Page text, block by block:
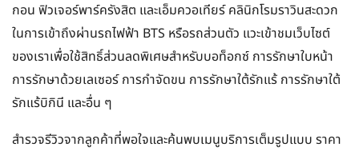
กอน ฟิวเจอร์พาร์ครังสิต และเอ็มควอเทียร์ คลินิกโรมราวินสะดวก
ในการเข้าถึงผ่านรถไฟฟ้า BTS หรือรถส่วนตัว แวะเข้าชมเว็บไซต์
ของเราเพื่อใช้สิทธิ์ส่วนลดพิเศษสำหรับบอท็อกซ์ การรักษาใบหน้า
การรักษาด้วยเลเซอร์ การกำจัดขน การรักษาใต้รักแร้ การรักษาใต้
รักแร้บิกินี และอื่น ๆ
สำรวจรีวิวจากลูกค้าที่พอใจและค้นพบเมนูบริการเต็มรูปแบบ ราคา